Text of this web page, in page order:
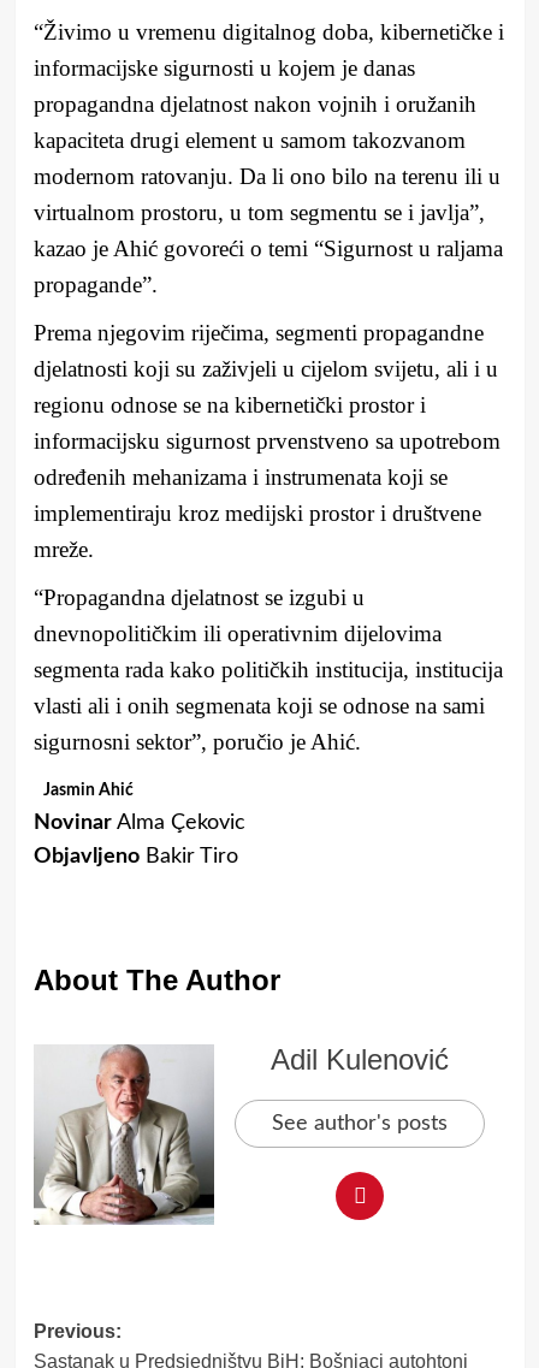
“Živimo u vremenu digitalnog doba, kibernetičke i
informacijske sigurnosti u kojem je danas
propagandna djelatnost nakon vojnih i oružanih
kapaciteta drugi element u samom takozvanom
modernom ratovanju. Da li ono bilo na terenu ili u
virtualnom prostoru, u tom segmentu se i javlja”,
kazao je Ahić govoreći o temi “Sigurnost u raljama
propagande”.
Prema njegovim riječima, segmenti propagandne
djelatnosti koji su zaživjeli u cijelom svijetu, ali i u
regionu odnose se na kibernetički prostor i
informacijsku sigurnost prvenstveno sa upotrebom
određenih mehanizama i instrumenata koji se
implementiraju kroz medijski prostor i društvene
mreže.
“Propagandna djelatnost se izgubi u
dnevnopolitičkim ili operativnim dijelovima
segmenta rada kako političkih institucija, institucija
vlasti ali i onih segmenata koji se odnose na sami
sigurnosni sektor”, poručio je Ahić.
Jasmin Ahić
Novinar Alma Çekovic
ObjavljenoBakir Tiro
About The Author
Adil Kulenović
See author's posts
Post
Previous:
Sastanak u Predsjedništvu BiH: Bošnjaci autohtoni